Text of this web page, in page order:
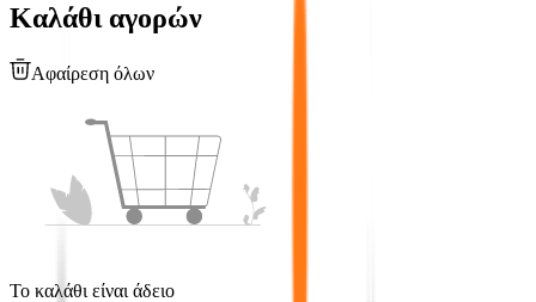
Καλάθι αγορών
Αφαίρεση όλων
Το καλάθι είναι άδειο